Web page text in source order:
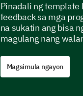
Pinadali ng template
feedback sa mga
na sukatin ang bisa
magulang nang
Magsimula ngayon